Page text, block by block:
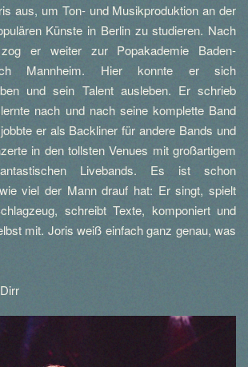
aus, um Ton- und Musikproduktion an der
Künste in Berlin zu studieren. Nach
er weiter zur Popakademie Baden-
Mannheim. Hier konnte er sich
und sein Talent ausleben. Er schrieb
nach und nach seine komplette Band
er als Backliner für andere Bands und
in den tollsten Venues mit großartigem
Livebands. Es ist schon
viel der Mann drauf hat: Er singt, spielt
schreibt Texte, komponiert und
mit. Joris weiß einfach ganz genau, was